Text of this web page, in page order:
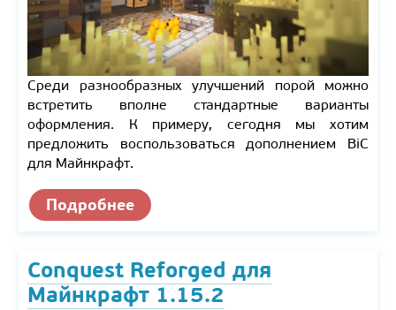
Среди разнообразных улучшений порой можно
встретить вполне стандартные варианты
оформления. К примеру, сегодня мы хотим
предложить воспользоваться дополнением BiC
для Майнкрафт.
Подробнее
Conquest Reforged для
Майнкрафт 1.15.2